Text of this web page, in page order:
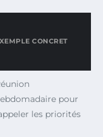
CONCRET
pour
les priorités